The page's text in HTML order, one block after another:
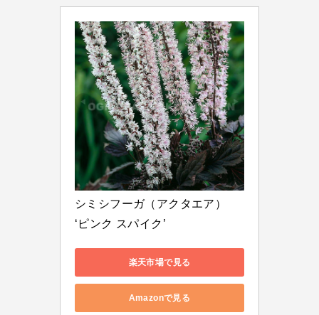
シミシフーガ（アクタエア）
‘ピンク スパイク’
楽天市場で見る
Amazonで見る